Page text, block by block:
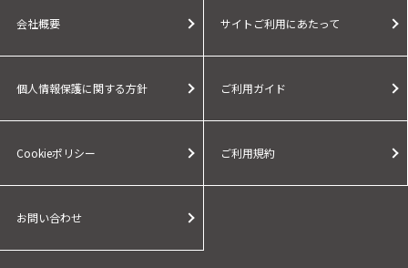
会社概要 サイトご利用にあたって
個人情報保護に関する方針 ご利用ガイド
Cookieポリシー ご利用規約
お問い合わせ